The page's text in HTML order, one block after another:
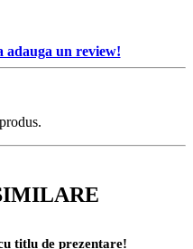
adauga un review!
titlu de prezentare!